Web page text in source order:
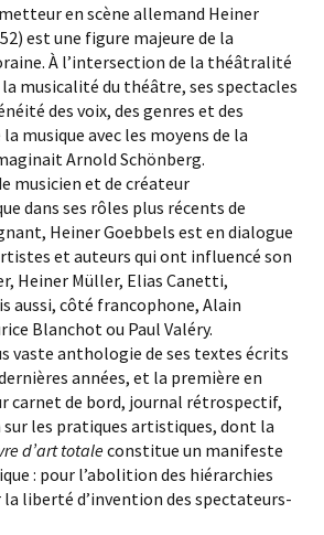
en scène allemand Heiner
est une figure majeure de la
À l’intersection de la théâtralité
musicalité du théâtre, ses spectacles
des voix, des genres et des
la musique avec les moyens de la
Arnold Schönberg.
musicien et de créateur
dans ses rôles plus récents de
Heiner Goebbels est en dialogue
et auteurs qui ont influencé son
Heiner Müller, Elias Canetti,
aussi, côté francophone, Alain
Blanchot ou Paul Valéry.
vaste anthologie de ses textes écrits
années, et la première en
carnet de bord, journal rétrospectif,
sur les pratiques artistiques, dont la
d’art totaleconstitue un manifeste
: pour l’abolition des hiérarchies
liberté d’invention des spectateurs-